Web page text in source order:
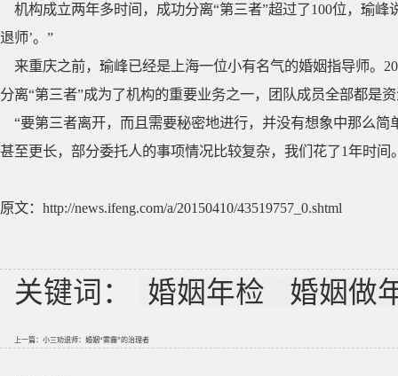
机构成立两年多时间，成功分离“第三者”超过了100位，瑜峰
退师’。”
来重庆之前，瑜峰已经是上海一位小有名气的婚姻指导师。
分离“第三者”成为了机构的重要业务之一，团队成员全部都是
“要第三者离开，而且需要秘密地进行，并没有想象中那么
甚至更长，部分委托人的事项情况比较复杂，我们花了1年时间
原文：http://news.ifeng.com/a/20150410/43519757_0.shtml
关键词： 婚姻年检 婚姻做
上一篇： 小三劝退师：婚姻“雾霾”的治理者